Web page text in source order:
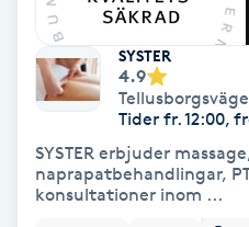
Diamantslipning
Enzympeeling
Extensions
SYSTER
4.9
Tider fr. 12:00,
SYSTER erbjuder
naprapatbehandlingar,
konsultationer inom ...